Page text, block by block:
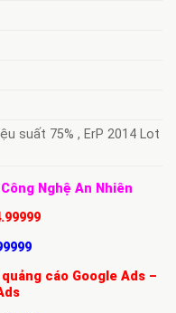
suất 75% , ErP 2014 Lot
Nghệ An Nhiên
cáo Google Ads –